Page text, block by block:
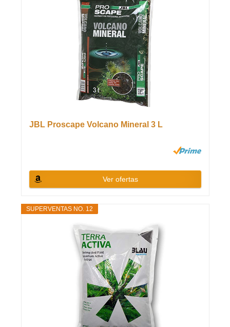
JBL Proscape Volcano Mineral 3 L
Ver ofertas
SUPERVENTAS NO. 12